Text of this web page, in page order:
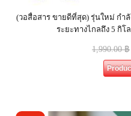
(วอสื่อสาร ขายดีที่สุด) รุ่นใหม่ กำ
ระยะทางไกลถึง 5 กิโ
1,990.00฿